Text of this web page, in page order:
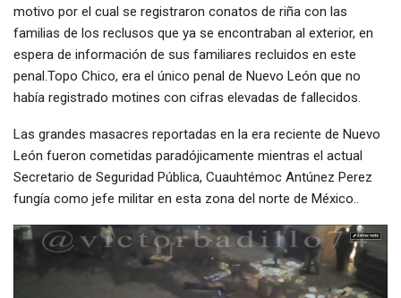
motivo por el cual se registraron conatos de riña con las
familias de los reclusos que ya se encontraban al exterior, en
espera de información de sus familiares recluidos en este
penal.Topo Chico, era el único penal de Nuevo León que no
había registrado motines con cifras elevadas de fallecidos.
Las grandes masacres reportadas en la era reciente de Nuevo
León fueron cometidas paradójicamente mientras el actual
Secretario de Seguridad Pública, Cuauhtémoc Antúnez Perez
fungía como jefe militar en esta zona del norte de México..